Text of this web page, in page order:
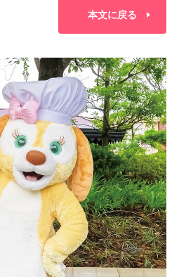
本文に戻る